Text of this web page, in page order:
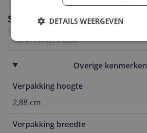
Specificaties
Overige kenmerken
Verpakking hoogte
2,88 cm
Verpakking breedte
DETAILS WEERGEVEN